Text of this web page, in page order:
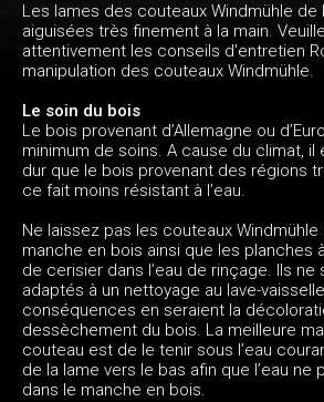
Les lames des couteaux Windmühle
aiguisées très finement à la main.
attentivement les conseils d'entretien
manipulation des couteaux Windmühle.
Le soin du bois
Le bois provenant d’Allemagne ou
minimum de soins. A cause du climat, il
dur que le bois provenant des régions
ce fait moins résistant à l’eau.
Ne laissez pas les couteaux
manche en bois ainsi que les planches
de cerisier dans l’eau de rinçage. Ils ne
adaptés à un nettoyage au lave-
conséquences en seraient la
dessèchement du bois. La meilleure
couteau est de le tenir sous l’eau
de la lame vers le bas afin que l’eau ne
dans le manche en bois.